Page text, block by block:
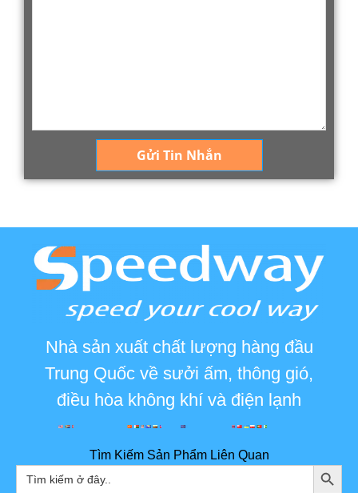
Gửi Tin Nhắn
Nhà sản xuất chất lượng hàng đầu
Trung Quốc về sưởi ấm, thông gió,
điều hòa không khí và điện lạnh
Tìm Kiếm Sản Phẩm Liên Quan
Tìm
kiếm:
NÚT